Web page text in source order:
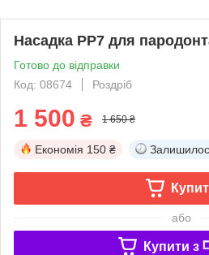
Насадка PP7 для
Готово до відправки
Код: 08674
Роздріб
1 500 ₴ 1 650 ₴
Економія 150 ₴
або
Купити з